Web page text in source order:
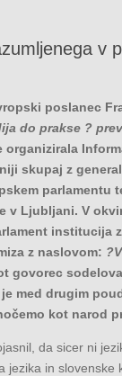
v
poslanec
do prakse ?
organizirala
skupaj z
parlamentu
v Ljubljani. V
institucija
z naslovom:
govorec
med drugim
kot narod
da sicer ni
in slovenske